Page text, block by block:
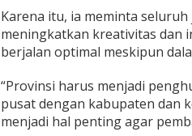
u
s
a
Karena itu, ia meminta
meningkatkan kreativitas dan
berjalan optimal meskipun
“Provinsi harus menjadi
pusat dengan kabupaten dan
menjadi hal penting agar